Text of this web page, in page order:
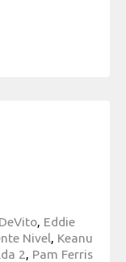
, Eddie
Nivel, Keanu
2, Pam Ferris